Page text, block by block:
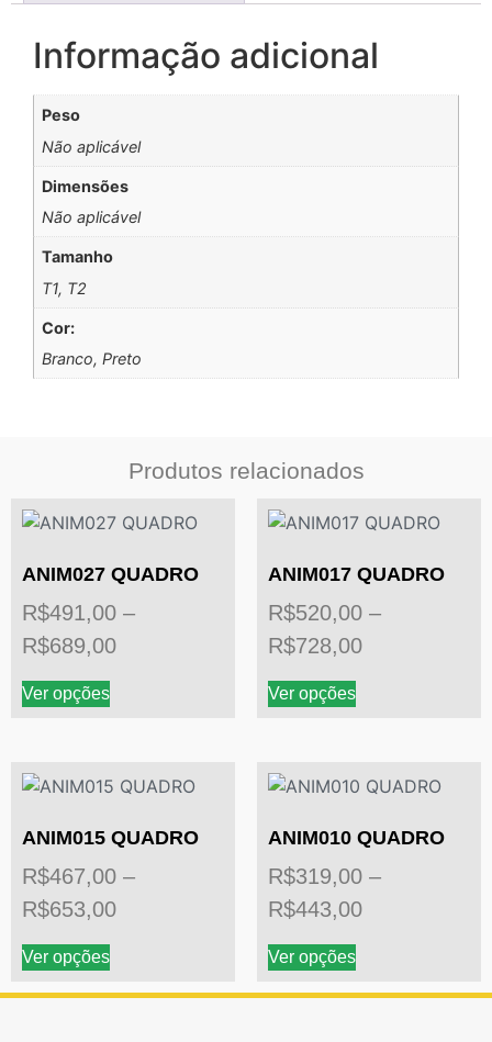
Informação adicional
Peso
Não aplicável
Dimensões
Não aplicável
Tamanho
T1, T2
Cor:
Branco, Preto
Produtos relacionados
ANIM027 QUADRO
R$491,00 –
R$689,00
Ver opções
ANIM017 QUADRO
R$520,00 –
R$728,00
Ver opções
ANIM015 QUADRO
R$467,00 –
R$653,00
Ver opções
ANIM010 QUADRO
R$319,00 –
R$443,00
Ver opções